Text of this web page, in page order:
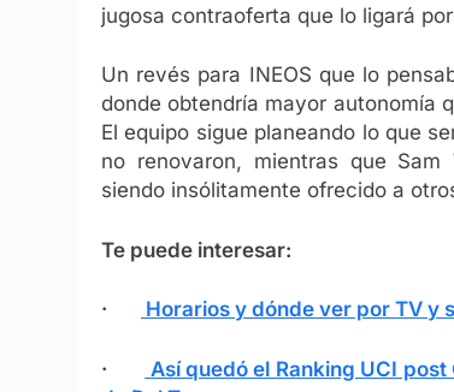
jugosa contraoferta que lo ligará
Un revés para INEOS que lo
donde obtendría mayor autonomía
El equipo sigue planeando lo que
no renovaron, mientras que
siendo insólitamente ofrecido a
Te puede interesar:
· Horarios y dónde ver por TV y
·
Así quedó el Ranking UCI